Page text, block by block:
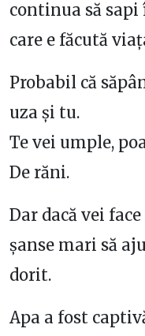
continua să
care e făcută
Probabil că
uza și tu.
Te vei umple,
De răni.
Dar dacă vei
șanse mari să
dorit.
Apa a fost